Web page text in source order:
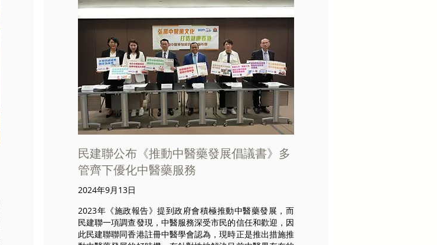
民建聯公布《推動中醫藥發展倡議書》多
管齊下優化中醫藥服務
2024年9月13日
2023年《施政報告》提到政府會積極推動中醫藥發展，而
民建聯一項調查發現，中醫服務深受市民的信任和歡迎，因
此民建聯聯同香港註冊中醫學會認為，現時正是推出措施推